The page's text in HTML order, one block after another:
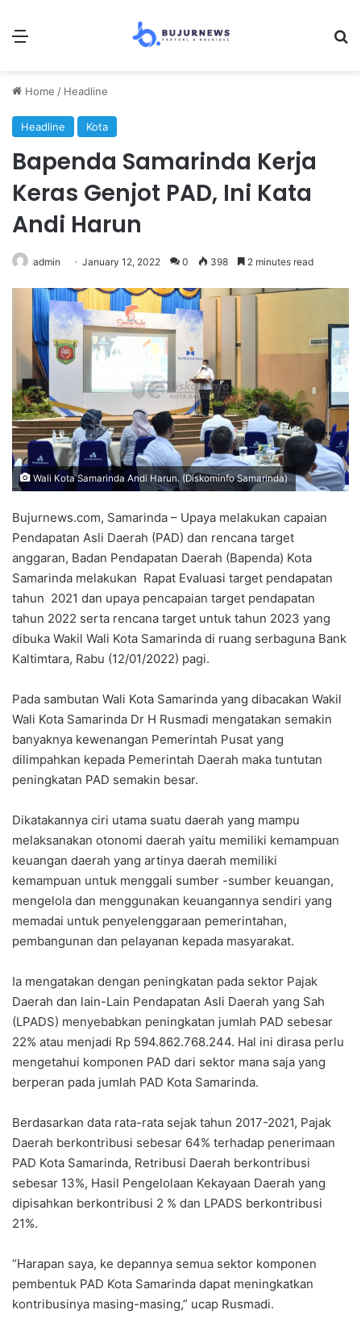
Menu
Home / Headline
Headline Kota
Bapenda Samarinda Kerja
Keras Genjot PAD, Ini Kata
Andi Harun
admin January 12, 2022 0 398 2 minutes read
Wali Kota Samarinda Andi Harun. (Diskominfo Samarinda)
Bujurnews.com, Samarinda – Upaya melakukan capaian
Pendapatan Asli Daerah (PAD) dan rencana target
anggaran, Badan Pendapatan Daerah (Bapenda) Kota
Samarinda melakukan Rapat Evaluasi target pendapatan
tahun 2021 dan upaya pencapaian target pendapatan
tahun 2022 serta rencana target untuk tahun 2023 yang
dibuka Wakil Wali Kota Samarinda di ruang serbaguna Bank
Kaltimtara, Rabu (12/01/2022) pagi.
Pada sambutan Wali Kota Samarinda yang dibacakan Wakil
Wali Kota Samarinda Dr H Rusmadi mengatakan semakin
banyaknya kewenangan Pemerintah Pusat yang
dilimpahkan kepada Pemerintah Daerah maka tuntutan
peningkatan PAD semakin besar.
Dikatakannya ciri utama suatu daerah yang mampu
melaksanakan otonomi daerah yaitu memiliki kemampuan
keuangan daerah yang artinya daerah memiliki
kemampuan untuk menggali sumber -sumber keuangan,
mengelola dan menggunakan keuangannya sendiri yang
memadai untuk penyelenggaraan pemerintahan,
pembangunan dan pelayanan kepada masyarakat.
Ia mengatakan dengan peningkatan pada sektor Pajak
Daerah dan lain-Lain Pendapatan Asli Daerah yang Sah
(LPADS) menyebabkan peningkatan jumlah PAD sebesar
22% atau menjadi Rp 594.862.768.244. Hal ini dirasa perlu
mengetahui komponen PAD dari sektor mana saja yang
berperan pada jumlah PAD Kota Samarinda.
Berdasarkan data rata-rata sejak tahun 2017-2021, Pajak
Daerah berkontribusi sebesar 64% terhadap penerimaan
PAD Kota Samarinda, Retribusi Daerah berkontribusi
sebesar 13%, Hasil Pengelolaan Kekayaan Daerah yang
dipisahkan berkontribusi 2 % dan LPADS berkontribusi
21%.
“Harapan saya, ke depannya semua sektor komponen
pembentuk PAD Kota Samarinda dapat meningkatkan
kontribusinya masing-masing,” ucap Rusmadi.